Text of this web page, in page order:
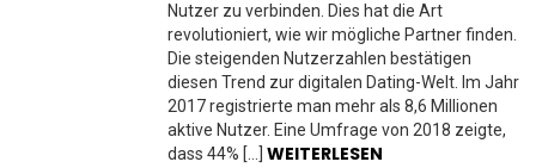
Nutzer zu verbinden. Dies hat die Art
revolutioniert, wie wir mögliche Partner finden.
Die steigenden Nutzerzahlen bestätigen
diesen Trend zur digitalen Dating-Welt. Im Jahr
2017 registrierte man mehr als 8,6 Millionen
aktive Nutzer. Eine Umfrage von 2018 zeigte,
dass 44% […] WEITERLESEN